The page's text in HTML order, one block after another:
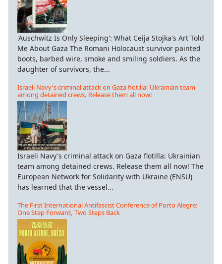
'Auschwitz Is Only Sleeping': What Ceija Stojka's Art Told
Me About Gaza The Romani Holocaust survivor painted
boots, barbed wire, smoke and smiling soldiers. As the
daughter of survivors, the...
Israeli Navy's criminal attack on Gaza flotilla: Ukrainian team
among detained crews. Release them all now!
Israeli Navy's criminal attack on Gaza flotilla: Ukrainian
team among detained crews. Release them all now! The
European Network for Solidarity with Ukraine (ENSU)
has learned that the vessel...
The First International Antifascist Conference of Porto Alegre:
One Step Forward, Two Steps Back